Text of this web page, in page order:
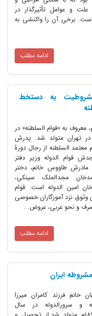
و عوامل تأثیرگذار در
برخی آن را واکنشی به
ادامه مطلب
به دستخط
به «قوام السلطنه» در
تهران متولد شد. پدرش
معتمد السلطنه از رجال دورۀ
قوام الدوله وزیر دفتر
مادرش طاووس خانم، دختر
مجدالملک سینکی،
الدوله است. قوام
نزد آموزگاران خصوصی
و نحو عربی، عروض...
ادامه مطلب
ایران
فرزند کامران میرزا
و سرورالدوله در سال